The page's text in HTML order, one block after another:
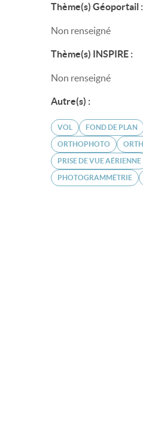
Thème(s) Géoportail :
Non renseigné
Thème(s) INSPIRE :
Non renseigné
Autre(s) :
VOL FOND DE PLAN
ORTHOPHOTO
PRISE DE VUE AÉRIENNE
PHOTOGRAMMÉTRIE